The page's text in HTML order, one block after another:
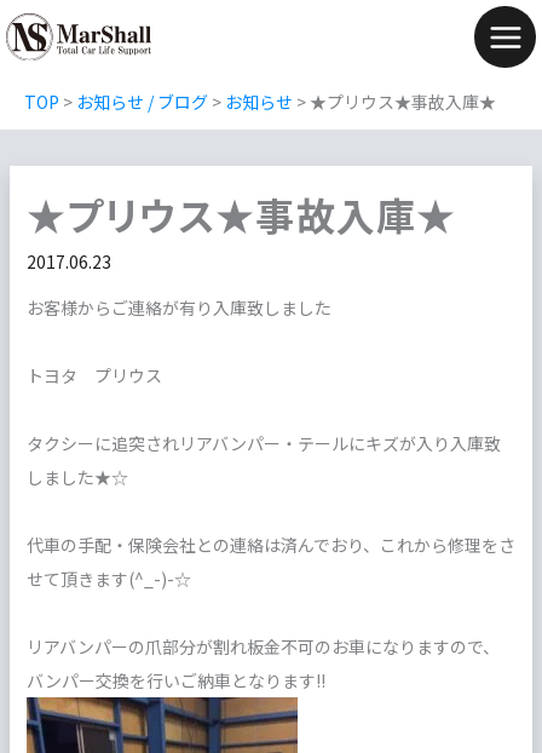
内
容
TOP > お知らせ / ブログ > お知らせ > ★プリウス★事故入庫★
★プリウス★事故入庫★
2017.06.23
お客様からご連絡が有り入庫致しました
トヨタ プリウス
タクシーに追突されリアバンパー・テールにキズが入り入庫致
しました★☆
代車の手配・保険会社との連絡は済んでおり、これから修理をさ
せて頂きます(^_-)-☆
リアバンパーの爪部分が割れ板金不可のお車になりますので、
バンパー交換を行いご納車となります!!